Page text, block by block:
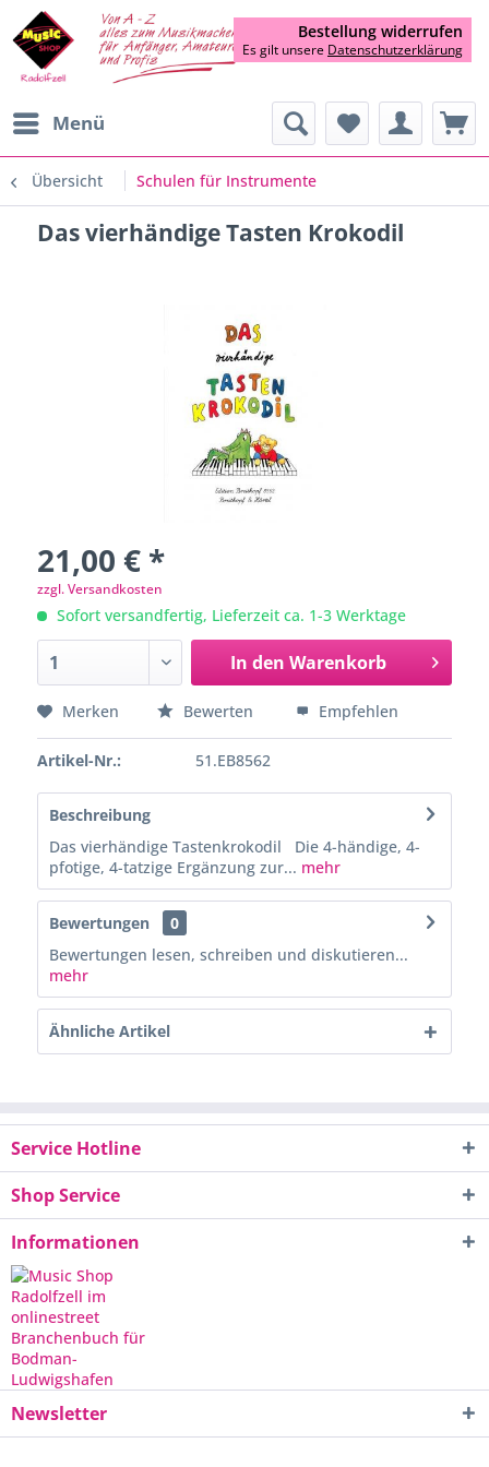
Menü
Übersicht Schulen für Instrumente
Das vierhändige Tasten Krokodil
21,00 € *
zzgl. Versandkosten
Sofort versandfertig, Lieferzeit ca. 1-3 Werktage
In den Warenkorb
Merken Bewerten Empfehlen
Artikel-Nr.: 51.EB8562
Beschreibung
Das vierhändige Tastenkrokodil Die 4-händige, 4-
pfotige, 4-tatzige Ergänzung zur... mehr
Bewertungen
0
Bewertungen lesen, schreiben und diskutieren...
mehr
Ähnliche Artikel
Service Hotline
Shop Service
Informationen
Newsletter
Bestellung widerrufen
Es gilt unsere Datenschutzerklärung